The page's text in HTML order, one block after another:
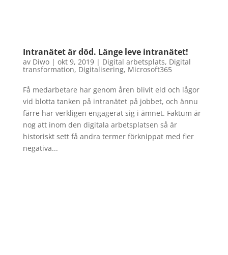
Intranätet är död. Länge leve intranätet!
av Diwo| okt 9, 2019| Digital arbetsplats, Digital
transformation, Digitalisering, Microsoft365
Få medarbetare har genom åren blivit eld och lågor
vid blotta tanken på intranätet på jobbet, och ännu
färre har verkligen engagerat sig i ämnet. Faktum är
nog att inom den digitala arbetsplatsen så är
historiskt sett få andra termer förknippat med fler
negativa...